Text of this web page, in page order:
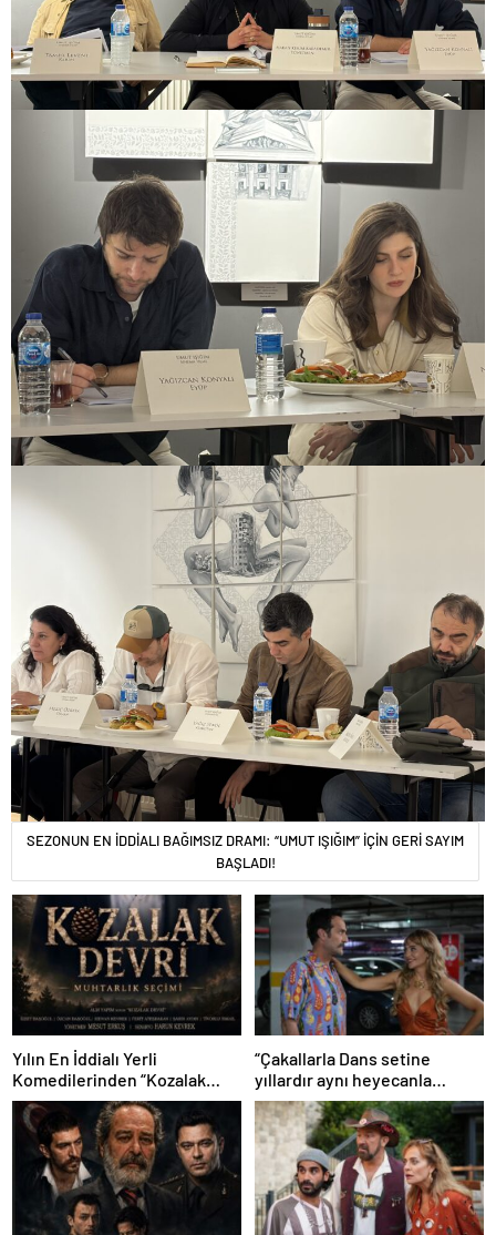
SEZONUN EN İDDİALI BAĞIMSIZ DRAMI: “UMUT IŞIĞIM” İÇİN GERİ SAYIM
BAŞLADI!
Yılın En İddialı Yerli
Komedilerinden “Kozalak
Devri” 7 Ağustos’ta Vizyonda
“Çakallarla Dans setine
yıllardır aynı heyecanla
gidiyorum”